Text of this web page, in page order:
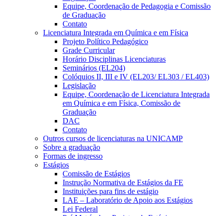
Equipe, Coordenação de Pedagogia e Comissão
de Graduação
Contato
Licenciatura Integrada em Química e em Física
Projeto Político Pedagógico
Grade Curricular
Horário Disciplinas Licenciaturas
Seminários (EL204)
Colóquios II, III e IV (EL203/ EL303 / EL403)
Legislação
Equipe, Coordenação de Licenciatura Integrada
em Química e em Física, Comissão de
Graduação
DAC
Contato
Outros cursos de licenciaturas na UNICAMP
Sobre a graduação
Formas de ingresso
Estágios
Comissão de Estágios
Instrução Normativa de Estágios da FE
Instituições para fins de estágio
LAE – Laboratório de Apoio aos Estágios
Lei Federal